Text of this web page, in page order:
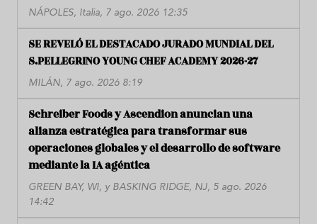
NÁPOLES, Italia, 7 ago. 2026 12:35
SE REVELÓ EL DESTACADO JURADO MUNDIAL DEL
S.PELLEGRINO YOUNG CHEF ACADEMY 2026-27
MILÁN, 7 ago. 2026 8:19
Schreiber Foods y Ascendion anuncian una
alianza estratégica para transformar sus
operaciones globales y el desarrollo de software
mediante la IA agéntica
GREEN BAY, WI, y BASKING RIDGE, NJ, 5 ago. 2026
14:42